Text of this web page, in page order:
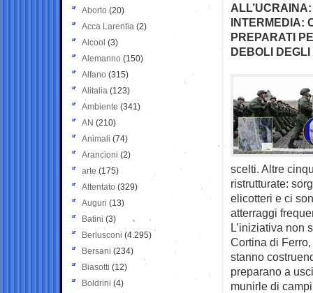
INTERMEDIA:
PREPARATI
DEBOLI
scelti. Altre
ristrutturate:
elicotteri e ci
atterraggi
L’iniziativa non
Cortina di
stanno
preparano a
munirle di
Aborto (20)
Acca Larentia (2)
Alcool (3)
Alemanno (150)
Alfano (315)
Alitalia (123)
Ambiente (341)
AN (210)
Animali (74)
Arancioni (2)
arte (175)
Attentato (329)
Auguri (13)
Batini (3)
Berlusconi (4.295)
Bersani (234)
Biasotti (12)
Boldrini (4)